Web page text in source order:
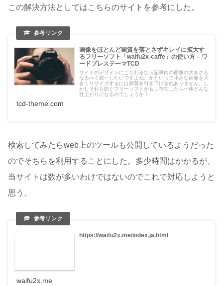
この解決方法としてはこちらのサイトを参考にした。
画像をほとんど画質を落とさずキレイに拡大す
るフリーソフト「waifu2x-caffe」の使い方 – ワ
ードプレステーマTCD
サイトのデザインにこだわるなら記事内の画像の大きさも
なるべく統一したいですよね。かといって小さな画像を大
きくリサイズするには画質を引き下げる他ありません。し
かしそれを防ぐフリーソフトがもし存在したら一体どんな
仕上がりになるのでしょうか？
tcd-theme.com
検索してみたらweb上のツールも公開しているようだった
のでそちらを利用することにした。多少時間はかかるが、
当サイトは数が多いわけではないのでこれで対応しようと
思う。
https://waifu2x.me/index.ja.html
waifu2x.me